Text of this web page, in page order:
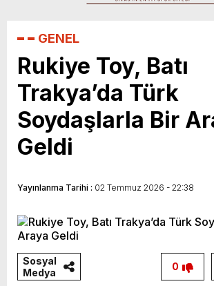
GENEL
Rukiye Toy, Batı
Trakya’da Türk
Soydaşlarla Bir
Geldi
Yayınlanma Tarihi : 02 Temmuz 2026 - 22:38
Sosyal
Medya
0